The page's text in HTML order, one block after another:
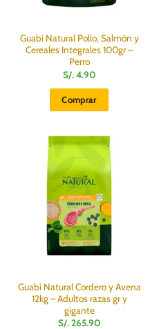
Guabi Natural Pollo, Salmón y
Cereales Integrales 100gr –
Perro
S/.4.90
Comprar
Guabi Natural Cordero y Avena
12kg – Adultos razas gr y
gigante
S/.265.90